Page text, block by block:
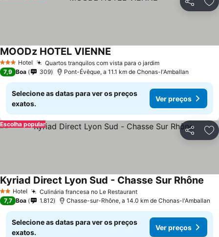
Partilhar
3 EstrelasHotel Quartos tranquilos com vista para o jardimVer preços
MOODz HOTEL VIENNE
7,9 Boa 309 Pont-Évêque, a 11.1 km de Chonas-l'Amballan
Selecione as datas para ver os preços
exatos.
Ver preços
Partilhar
Escolha popular
2 Estrelas
Hotel Culinária francesa no Le RestaurantVer preços
Kyriad Direct Lyon Sud - Chasse Sur Rhône
7,7 Boa 1.812 Chasse-sur-Rhône, a 14.0 km de Chonas-l'Amballan
Selecione as datas para ver os preços
exatos.
Ver preços